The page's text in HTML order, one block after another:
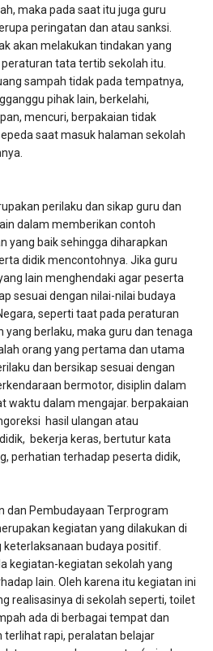
maka pada saat itu juga guru
peringatan dan atau sanksi.
akan melakukan tindakan yang
tata tertib sekolah itu.
sampah tidak pada tempatnya,
pihak lain, berkelahi,
mencuri, berpakaian tidak
saat masuk halaman sekolah
perilaku dan sikap guru dan
dalam memberikan contoh
yang baik sehingga diharapkan
didik mencontohnya. Jika guru
lain menghendaki agar peserta
sesuai dengan nilai-nilai budaya
seperti taat pada peraturan
berlaku, maka guru dan tenaga
orang yang pertama dan utama
dan bersikap sesuai dengan
bermotor, disiplin dalam
waktu dalam mengajar. berpakaian
hasil ulangan atau
bekerja keras, bertutur kata
perhatian terhadap peserta didik,
dan Pembudayaan Terprogram
kegiatan yang dilakukan di
budaya positif.
kegiatan-kegiatan sekolah yang
lain. Oleh karena itu kegiatan ini
realisasinya di sekolah seperti, toilet
ada di berbagai tempat dan
terlihat rapi, peralatan belajar